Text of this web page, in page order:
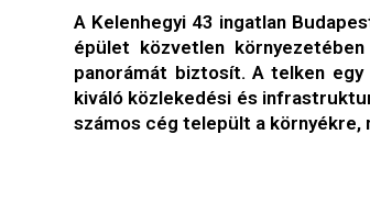
A Kelenhegyi 43 ingatlan
épület közvetlen
panorámát biztosít. A telken
kiváló közlekedési és
számos cég települt a